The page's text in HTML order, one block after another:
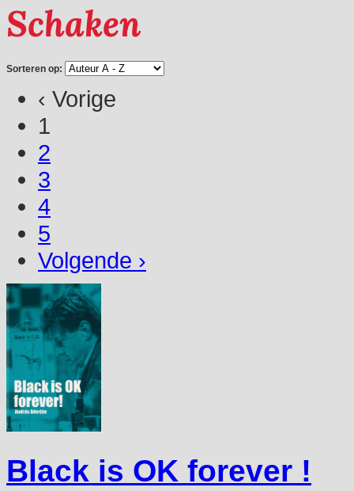
Schaken
Sorteren op:
‹ Vorige
1
2
3
4
5
Volgende ›
Black is OK forever !